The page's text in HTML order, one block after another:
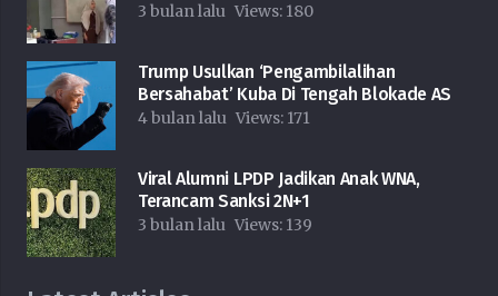
3 bulan lalu Views: 180
Trump Usulkan ‘Pengambilalihan
Bersahabat’ Kuba Di Tengah Blokade AS
4 bulan lalu Views: 171
Viral Alumni LPDP Jadikan Anak WNA,
Terancam Sanksi 2N+1
3 bulan lalu Views: 139